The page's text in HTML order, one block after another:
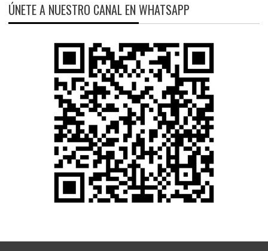
ÚNETE A NUESTRO CANAL EN WHATSAPP